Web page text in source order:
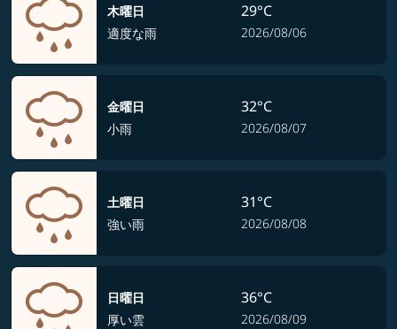
木曜日
適度な雨
29°C
2026/08/06
金曜日
小雨
32°C
2026/08/07
土曜日
強い雨
31°C
2026/08/08
日曜日
厚い雲
36°C
2026/08/09